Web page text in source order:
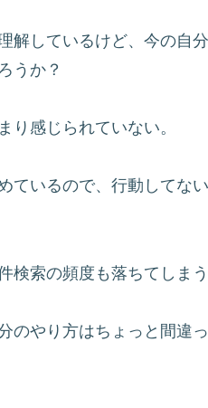
解しているけど、今の自
うか？
り感じられていない。
ているので、行動してな
検索の頻度も落ちてしまう
のやり方はちょっと間違